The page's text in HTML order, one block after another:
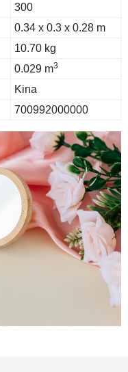
300
0.34 x 0.3 x 0.28 m
10.70 kg
0.029 m3
Kina
700992000000